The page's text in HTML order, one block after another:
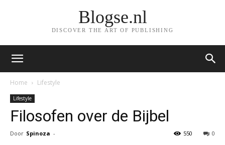
Blogse.nl
DISCOVER THE ART OF PUBLISHING
Home Lifestyle
Lifestyle
Filosofen over de Bijbel
Door Spinoza - 0
550